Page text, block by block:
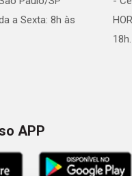
a Sexta: 8h às
18h.
APP